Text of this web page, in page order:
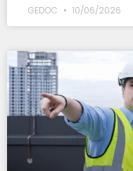
GEDOC 10/06/2026